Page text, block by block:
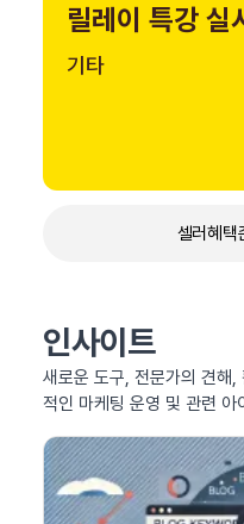
릴레이 특강 실
기타
셀러혜택
인사이트
새로운 도구, 전문가의 견해
적인 마케팅 운영 및 관련 아